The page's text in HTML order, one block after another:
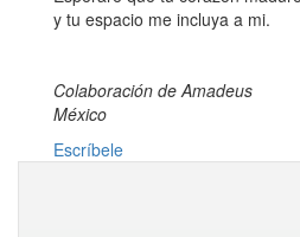
y tu espacio me incluya a mi.
Colaboración de Amadeus
México
Escríbele